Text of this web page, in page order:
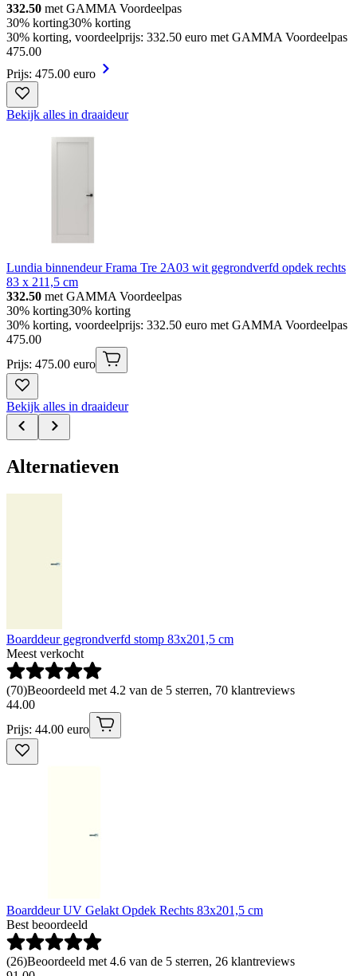
332.50 met GAMMA Voordeelpas
30% korting30% korting
30% korting, voordeelprijs: 332.50 euro met GAMMA Voordeelpas
475.00
Prijs: 475.00 euro
Bekijk alles in draaideur
Lundia binnendeur Frama Tre 2A03 wit gegrondverfd opdek rechts
83 x 211,5 cm
332.50 met GAMMA Voordeelpas
30% korting30% korting
30% korting, voordeelprijs: 332.50 euro met GAMMA Voordeelpas
475.00
Prijs: 475.00 euro
Bekijk alles in draaideur
Alternatieven
Boarddeur gegrondverfd stomp 83x201,5 cm
Meest verkocht
(70)Beoordeeld met 4.2 van de 5 sterren, 70 klantreviews
44.00
Prijs: 44.00 euro
Boarddeur UV Gelakt Opdek Rechts 83x201,5 cm
Best beoordeeld
(26)Beoordeeld met 4.6 van de 5 sterren, 26 klantreviews